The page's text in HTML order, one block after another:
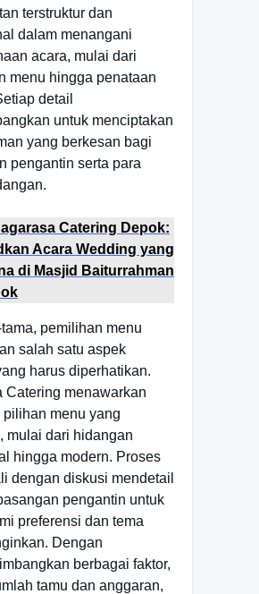
terstruktur dan
dalam menangani
acara, mulai dari
menu hingga penataan
detail
untuk menciptakan
yang berkesan bagi
pengantin serta para
Catering Depok:
Acara Wedding yang
di Masjid Baiturrahman
pemilihan menu
salah satu aspek
harus diperhatikan.
Catering menawarkan
pilihan menu yang
mulai dari hidangan
hingga modern. Proses
dengan diskusi mendetail
pengantin untuk
preferensi dan tema
Dengan
berbagai faktor,
tamu dan anggaran,